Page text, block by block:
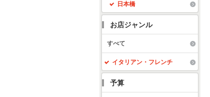
日本橋
お店ジャンル
すべて
イタリアン・フレンチ
予算